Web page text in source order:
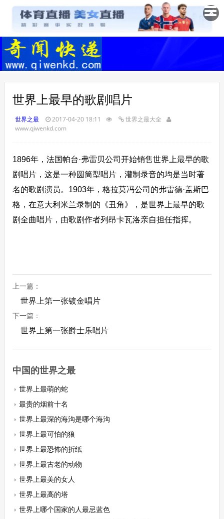
✕
世界上最早的歌剧唱片
世界之最 2017-04-20 18:11
世界之最大全
www.qiwenkd.com
1896年，法国帕台·弗雷贝公司开始销售世界上最早的歌
剧唱片，这是一种圆筒型唱片，灌制录音的均是当时著
名的歌剧演员。1903年，格拉莫冯公司的弗雷德·盖斯巴
格，在意大利米兰录制的《丑角》，是世界上最早的歌
剧全曲唱片，由歌剧作者列昂卡瓦洛亲自担任指挥。
上一篇：
世界上第一张镀金唱片
下一篇：
世界上第一张爵士乐唱片
中国的世界之最
世界上最萌的蛇
最贵的烟前十名
世界上最深的海沟是哪个海沟
世界上最可怕的狼
世界上最恐怖的折纸
世界上最古老的动物
世界上最美的女人
世界上最高的塔
世界上哪个国家的人最忌蓝色